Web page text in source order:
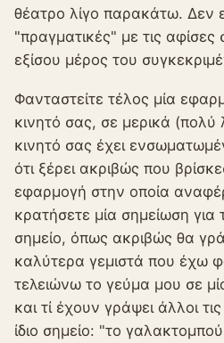
θέατρο λίγο παρακάτω. Δεν
"πραγματικές" με τις αφίσες
εξίσου μέρος του
Φανταστείτε τέλος μία
κινητό σας, σε μερικά (πολύ
κινητό σας έχει
ότι ξέρει ακριβώς που
εφαρμογή στην οποία
κρατήσετε μία σημείωση για
σημείο, όπως ακριβώς θα
καλύτερα γεμιστά που έχω
τελειώνω το γεύμα μου σε
και τί έχουν γράψει άλλοι
ίδιο σημείο: "το